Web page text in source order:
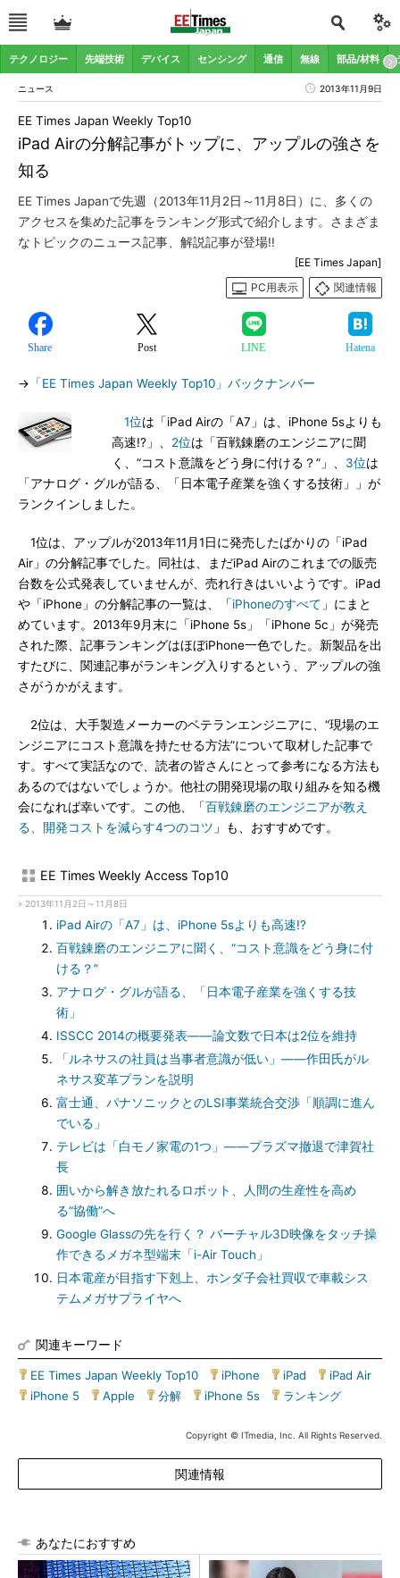
テクノロジー 先端技術 デバイス センシング 通信 無線 部品/材料
ニュース 2013年11月9日
iPad Airの分解記事がトップに、アップルの強さを
知る
EE Times Japan Weekly Top10
EE Times Japanで先週（2013年11月2日～11月8日）に、多くの
アクセスを集めた記事をランキング形式で紹介します。さまざま
なトピックのニュース記事、解説記事が登場!!
[EE Times Japan]
PC用表示
関連情報
Share Post LINE Hatena
→ 「EE Times Japan Weekly Top10」バックナンバー
1位は「iPad Airの「A7」は、iPhone 5sよりも
高速!?」、 2位は「百戦錬磨のエンジニアに聞
く、“コスト意識をどう身に付ける？”」、 3位は
「アナログ・グルが語る、「日本電子産業を強くする技術」」が
ランクインしました。
1位は、アップルが2013年11月1日に発売したばかりの「iPad
Air」の分解記事でした。同社は、まだiPad Airのこれまでの販売
台数を公式発表していませんが、売れ行きはいいようです。iPad
や「iPhone」の分解記事の一覧は、「iPhoneのすべて 」にまと
めています。2013年9月末に「iPhone 5s」「iPhone 5c」が発売
された際、記事ランキングはほぼiPhone一色でした。新製品を出
すたびに、関連記事がランキング入りするという、アップルの強
さがうかがえます。
2位は、大手製造メーカーのベテランエンジニアに、“現場のエ
ンジニアにコスト意識を持たせる方法”について取材した記事で
す。すべて実話なので、読者の皆さんにとって参考になる方法も
あるのではないでしょうか。他社の開発現場の取り組みを知る機
会になれば幸いです。この他、「百戦錬磨のエンジニアが教え
る、開発コストを減らす4つのコツ 」も、おすすめです。
EE Times Weekly Access Top10
» 2013年11月2日～11月8日
iPad Airの「A7」は、iPhone 5sよりも高速!?
百戦錬磨のエンジニアに聞く、“コスト意識をどう身に付
ける？”
アナログ・グルが語る、「日本電子産業を強くする技
術」
ISSCC 2014の概要発表――論文数で日本は2位を維持
「ルネサスの社員は当事者意識が低い」――作田氏がル
ネサス変革プランを説明
富士通、パナソニックとのLSI事業統合交渉「順調に進ん
でいる」
テレビは「白モノ家電の1つ」――プラズマ撤退で津賀社
長
囲いから解き放たれるロボット、人間の生産性を高め
る“協働”へ
Google Glassの先を行く？ バーチャル3D映像をタッチ操
作できるメガネ型端末「i-Air Touch」
日本電産が目指す下剋上、ホンダ子会社買収で車載シス
テムメガサプライヤへ
関連キーワード
EE Times Japan Weekly Top10 iPhone iPad iPad Air
iPhone 5
Apple 分解 iPhone 5s ランキング
Copyright © ITmedia, Inc. All Rights Reserved.
関連情報
あなたにおすすめ